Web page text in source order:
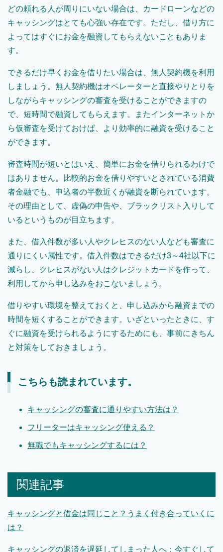
どの頼れる人が周りにいない場合は、カードローンなどの
キャッシングはとても心強い存在です。ただし、借り方に
よってはすぐにお金を融資してもらえないこともありま
す。
できるだけ早くお金を借りたい場合は、無人契約機を利用
しましょう。無人契約機はオペレーターと直接やりとりを
しながらキャッシングの審査を受けることができますの
で、短時間で融資してもらえます。またインターネットか
ら仮審査を受けておけば、より効率的に融資を受けること
ができます。
審査時間が短いとはいえ、簡単にお金を借りられるわけで
はありません。比較的お金を借りやすいとされている消費
者金融でも、申込者の半数近くが融資を断られています。
その理由として、虚偽の申告や、ブラックリスト入りして
いるというものが目立ちます。
また、借入件数が多い人やクレヒスのない人なども審査に
通りにくい属性です。借入件数はできるだけ3～4社以下に
減らし、クレヒスがない人はクレジットカードを作って、
利用してから申し込みをおこないましょう。
借りやすい環境を整えておくと、申し込みから融資までの
時間を短くすることができます。いざといったときに、す
ぐに融資を受けられるようにするためにも、事前にきちん
と対策をしておきましょう。
こちらも読まれています。
キャッシングの審査に通りやすい方法は？
フリーターはキャッシング使える？
無職でもキャッシングするには？
関連記事
キャッシングと借金は同じこと？うまく付き合っていくに
は？
キャッシングの返済を遅延してしまった人へ：今すぐして